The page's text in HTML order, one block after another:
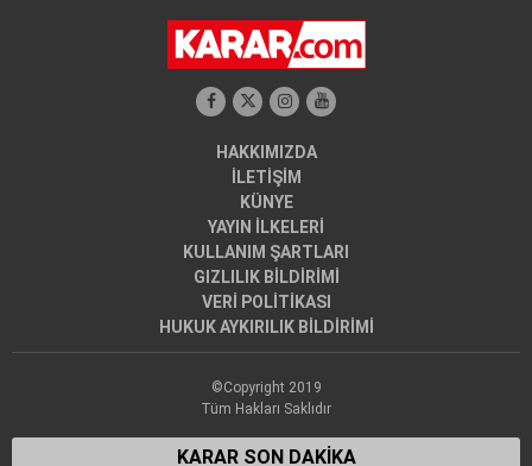
HAKKIMIZDA
İLETİŞİM
KÜNYE
YAYIN İLKELERİ
KULLANIM ŞARTLARI
GIZLILIK BİLDİRİMİ
VERİ POLİTİKASI
HUKUK AYKIRILIK BİLDİRİMİ
©Copyright 2019
Tüm Hakları Saklıdır
KARAR SON DAKİKA